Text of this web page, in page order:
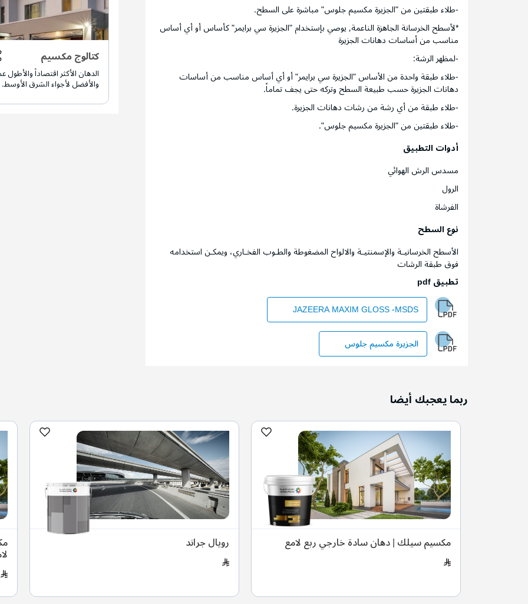
-طلاء طبقتين من "الجزيرة مكسيم جلوس" مباشرة على السطح.
*لأسطح الخرسانة الجاهزة الناعمة, يوصي بإستخدام "الجزيرة سي برايمر" كأساس أو أي أساس
مناسب من أساسات دهانات الجزيرة
-لمظهر الرشة:
-طلاء طبقة واحدة من الأساس "الجزيرة سي برايمر" أو أي أساس مناسب من أساسات
دهانات الجزيرة حسب طبيعة السطح وتركه حتى يجف تماماً.
-طلاء طبقة من أي رشة من رشات دهانات الجزيرة.
-طلاء طبقتين من "الجزيرة مكسيم جلوس".
أدوات التطبيق
مسدس الرش الهوائي
الرول
الفرشاة
نوع السطح
الأسطح الخرسانيـة والإسمنتيـة والالواح المضغوطة والطـوب الفخـاري، ويمكـن استخدامه
فوق طبقة الرشات
تطبيق pdf
JAZEERA MAXIM GLOSS -MSDS
الجزيرة مكسيم جلوس
كتالوج مكسيم
الدهان الأكثر اقتصاداً والأطول
والأفضل لأجواء الشرق الأوسط.
ربما يعجبك أيضا
مكسيم سيلك | دهان سادة خارجي ربع لامع رويال جراند